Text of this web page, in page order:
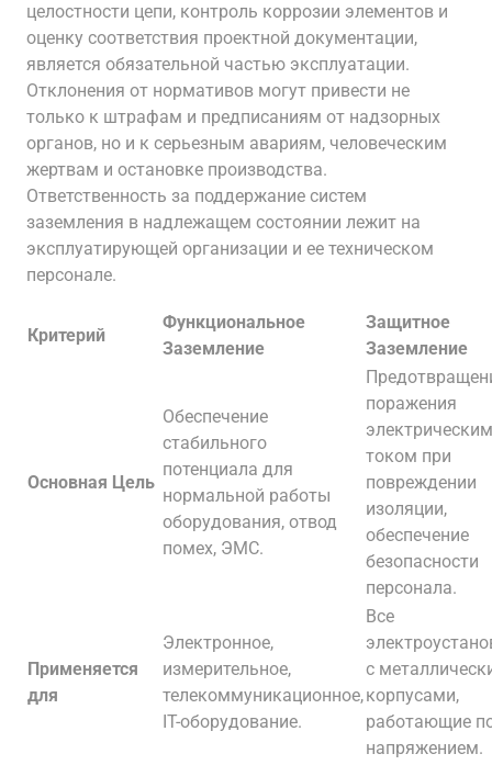
целостности цепи, контроль коррозии элементов и
оценку соответствия проектной документации,
является обязательной частью эксплуатации.
Отклонения от нормативов могут привести не
только к штрафам и предписаниям от надзорных
органов, но и к серьезным авариям, человеческим
жертвам и остановке производства.
Ответственность за поддержание систем
заземления в надлежащем состоянии лежит на
эксплуатирующей организации и ее техническом
персонале.
Критерий
Функциональное
Заземление
Защитное
Заземление
Основная Цель
Обеспечение
стабильного
потенциала для
нормальной работы
оборудования, отвод
помех, ЭМС.
поражения
электрическим
током при
повреждении
изоляции,
обеспечение
безопасности
персонала.
Применяется
для
Электронное,
измерительное,
телекоммуникационное,
IT-оборудование.
Все
с
корпусами,
работающие
напряжением.